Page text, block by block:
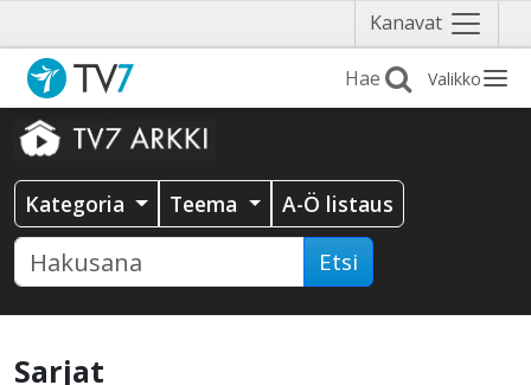
Kanavat Näytä
valikko
Valikko
Kategoria Teema A-Ö listaus
Etsi
Sarjat